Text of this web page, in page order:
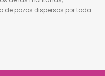
de pozos dispersos por toda